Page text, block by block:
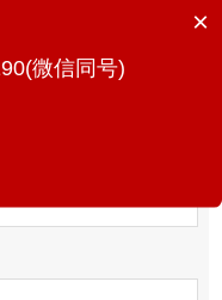
×
微信同号)